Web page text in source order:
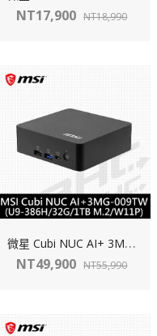
NT17,900 NT18,990
微
星 Cubi NUC AI+ 3MG-009TW-B9386H32GS1TX11PNGPA(Intel U9 386H/32G/1TB/WIN 11 Pro)
NT49,900 NT55,990